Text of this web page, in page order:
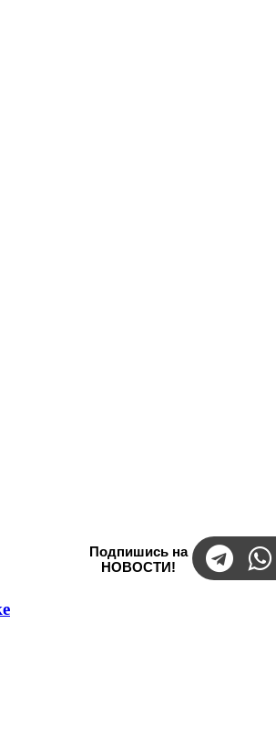
Подпишись на
НОВОСТИ!